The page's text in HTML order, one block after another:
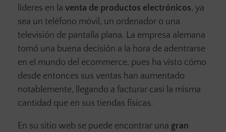
líderes en la venta de productos electrónicos, ya
sea un teléfono móvil, un ordenador o una
televisión de pantalla plana. La empresa alemana
tomó una buena decisión a la hora de adentrarse
en el mundo del ecommerce, pues ha visto cómo
desde entonces sus ventas han aumentado
notablemente, llegando a facturar casi la misma
cantidad que en sus tiendas físicas.
En su sitio web se puede encontrar una gran